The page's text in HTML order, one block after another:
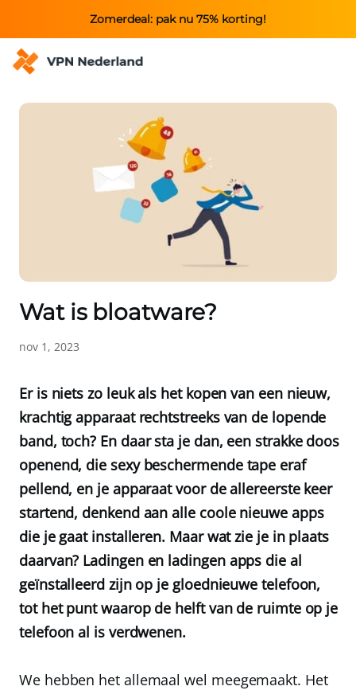
Zomerdeal: pak nu 75% korting!
Wat is bloatware?
nov 1, 2023
Er is niets zo leuk als het kopen van een nieuw,
krachtig apparaat rechtstreeks van de lopende
band, toch? En daar sta je dan, een strakke doos
openend, die sexy beschermende tape eraf
pellend, en je apparaat voor de allereerste keer
startend, denkend aan alle coole nieuwe apps
die je gaat installeren. Maar wat zie je in plaats
daarvan? Ladingen en ladingen apps die al
geïnstalleerd zijn op je gloednieuwe telefoon,
tot het punt waarop de helft van de ruimte op je
telefoon al is verdwenen.
We hebben het allemaal wel meegemaakt. Het